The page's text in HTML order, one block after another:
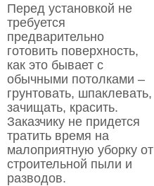
Перед установкой не
требуется
предварительно
готовить поверхность,
как это бывает с
обычными потолками –
грунтовать, шпаклевать,
зачищать, красить.
Заказчику не придется
тратить время на
малоприятную уборку от
строительной пыли и
разводов.